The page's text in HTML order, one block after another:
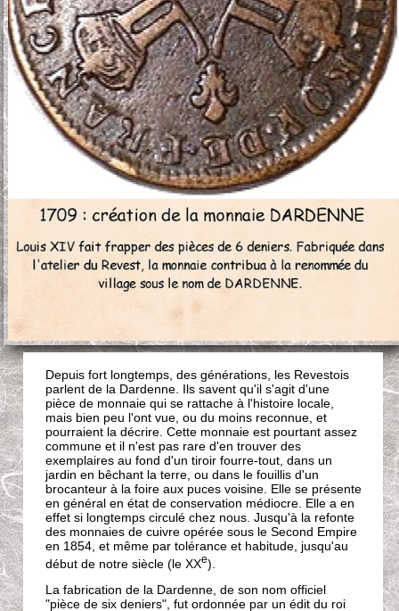
Depuis fort longtemps, des générations, les Revestois
parlent de la Dardenne. Ils savent qu'il s'agit d'une
pièce de monnaie qui se rattache à l'histoire locale,
mais bien peu l'ont vue, ou du moins reconnue, et
pourraient la décrire. Cette monnaie est pourtant assez
commune et il n'est pas rare d'en trouver des
exemplaires au fond d'un tiroir fourre-tout, dans un
jardin en bêchant la terre, ou dans le fouillis d'un
brocanteur à la foire aux puces voisine. Elle se présente
en général en état de conservation médiocre. Elle a en
effet si longtemps circulé chez nous. Jusqu'à la refonte
des monnaies de cuivre opérée sous le Second Empire
en 1854, et même par tolérance et habitude, jusqu'au
début de notre siècle (le XXe).
La fabrication de la Dardenne, de son nom officiel
"pièce de six deniers", fut ordonnée par un édit du roi